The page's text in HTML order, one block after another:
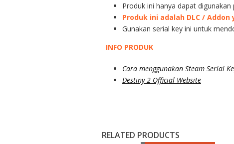
Produk ini hanya dapat digunakan
Produk ini adalah DLC /
Gunakan serial key ini untuk
INFO PRODUK
Cara menggunakan Steam Serial
Destiny 2 Official Website
RELATED PRODUCTS